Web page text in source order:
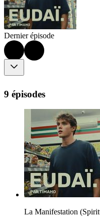
Dernier épisode
9 épisodes
La Manifestation